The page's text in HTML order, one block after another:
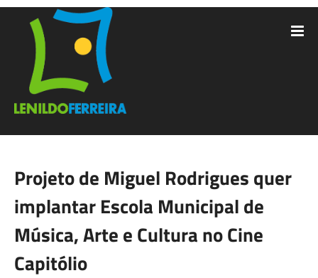
Projeto de Miguel Rodrigues quer
implantar Escola Municipal de
Música, Arte e Cultura no Cine
Capitólio